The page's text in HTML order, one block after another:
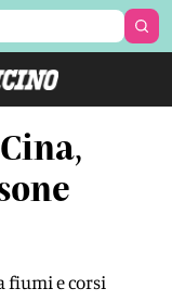
fiumi e corsi